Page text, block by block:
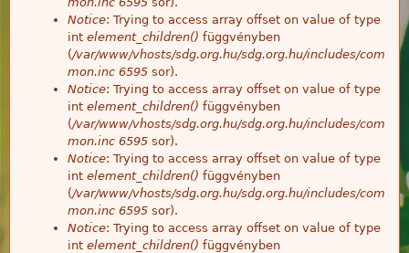
Notice: Trying to access array offset on value of type
int element_children() függvényben
(/var/www/vhosts/sdg.org.hu/sdg.org.hu/includes/com
mon.inc 6595 sor).
Notice: Trying to access array offset on value of type
int element_children() függvényben
(/var/www/vhosts/sdg.org.hu/sdg.org.hu/includes/com
mon.inc 6595 sor).
Notice: Trying to access array offset on value of type
int element_children() függvényben
(/var/www/vhosts/sdg.org.hu/sdg.org.hu/includes/com
mon.inc 6595 sor).
Notice: Trying to access array offset on value of type
int element_children() függvényben